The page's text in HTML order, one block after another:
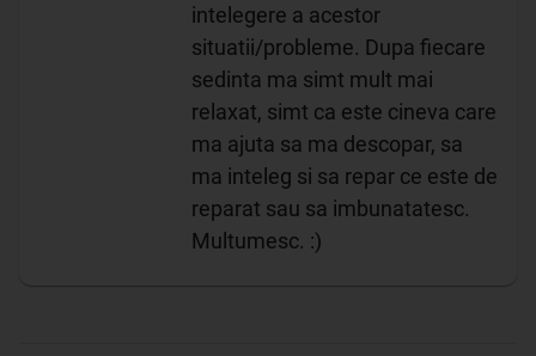
intelegere a acestor
situatii/probleme. Dupa fiecare
sedinta ma simt mult mai
relaxat, simt ca este cineva care
ma ajuta sa ma descopar, sa
ma inteleg si sa repar ce este de
reparat sau sa imbunatatesc.
Multumesc. :)